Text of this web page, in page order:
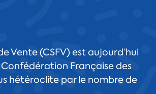
Vente (CSFV) est aujourd’hui
Française des
hétéroclite par le nombre de